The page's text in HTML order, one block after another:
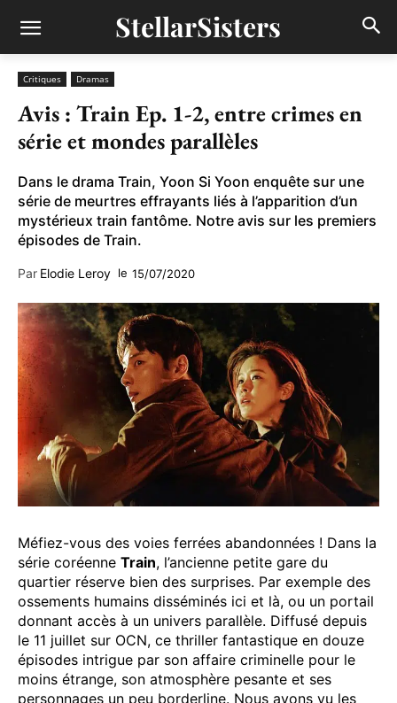
StellarSisters
Critiques Dramas
Avis : Train Ep. 1-2, entre crimes en
série et mondes parallèles
Dans le drama Train, Yoon Si Yoon enquête sur une
série de meurtres effrayants liés à l’apparition d’un
mystérieux train fantôme. Notre avis sur les premiers
épisodes de Train.
Par Elodie Leroy le 15/07/2020
Méfiez-vous des voies ferrées abandonnées ! Dans la
série coréenne Train, l’ancienne petite gare du
quartier réserve bien des surprises. Par exemple des
ossements humains disséminés ici et là, ou un portail
donnant accès à un univers parallèle. Diffusé depuis
le 11 juillet sur OCN, ce thriller fantastique en douze
épisodes intrigue par son affaire criminelle pour le
moins étrange, son atmosphère pesante et ses
personnages un peu borderline. Nous avons vu les